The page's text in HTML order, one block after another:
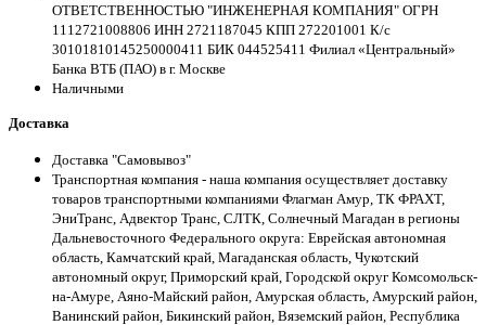
ОТВЕТСТВЕННОСТЬЮ "ИНЖЕНЕРНАЯ КОМПАНИЯ" ОГРН
1112721008806 ИНН 2721187045 КПП 272201001 К/с
30101810145250000411 БИК 044525411 Филиал «Центральный»
Банка ВТБ (ПАО) в г. Москве
Наличными
Доставка
Доставка "Самовывоз"
Транспортная компания - наша компания осуществляет доставку
товаров транспортными компаниями Флагман Амур, ТК ФРАХТ,
ЭниТранс, Адвектор Транс, СЛТК, Солнечный Магадан в регионы
Дальневосточного Федерального округа: Еврейская автономная
область, Камчатский край, Магаданская область, Чукотский
автономный округ, Приморский край, Городской округ Комсомольск-
на-Амуре, Аяно-Майский район, Амурская область, Амурский район,
Ванинский район, Бикинский район, Вяземский район, Республика